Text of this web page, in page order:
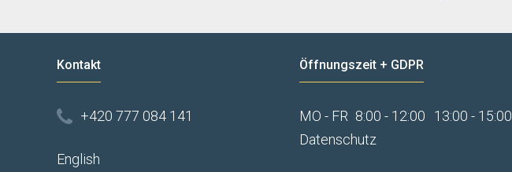
Kontakt
+420 777 084 141
English
Öffnungszeit + GDPR
MO - FR 8:00 - 12:00
13:00 - 15:00
Datenschutz